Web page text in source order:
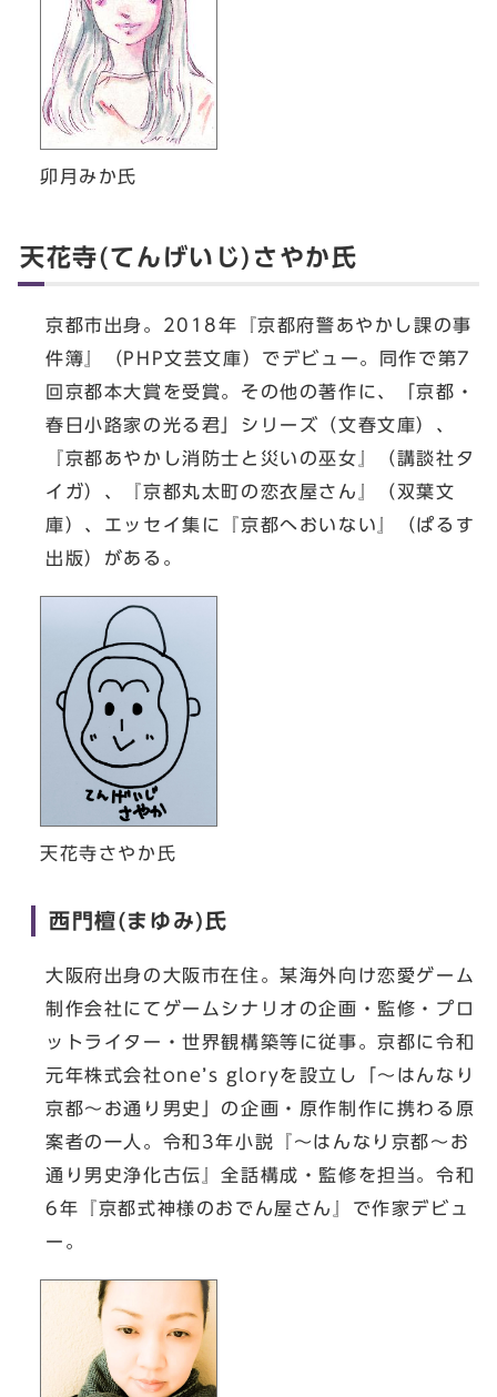
卯月みか氏
天花寺(てんげいじ)さやか氏
京都市出身。2018年『京都府警あやかし課の事
件簿』（PHP文芸文庫）でデビュー。同作で第7
回京都本大賞を受賞。その他の著作に、「京都・
春日小路家の光る君」シリーズ（文春文庫）、
『京都あやかし消防士と災いの巫女』（講談社タ
イガ）、『京都丸太町の恋衣屋さん』（双葉文
庫）、エッセイ集に『京都へおいない』（ぱるす
出版）がある。
天花寺さやか氏
西門檀(まゆみ)氏
大阪府出身の大阪市在住。某海外向け恋愛ゲーム
制作会社にてゲームシナリオの企画・監修・プロ
ットライター・世界観構築等に従事。京都に令和
元年株式会社one’s gloryを設立し「～はんなり
京都～お通り男史」の企画・原作制作に携わる原
案者の一人。令和3年小説『～はんなり京都～お
通り男史浄化古伝』全話構成・監修を担当。令和
6年『京都式神様のおでん屋さん』で作家デビュ
ー。